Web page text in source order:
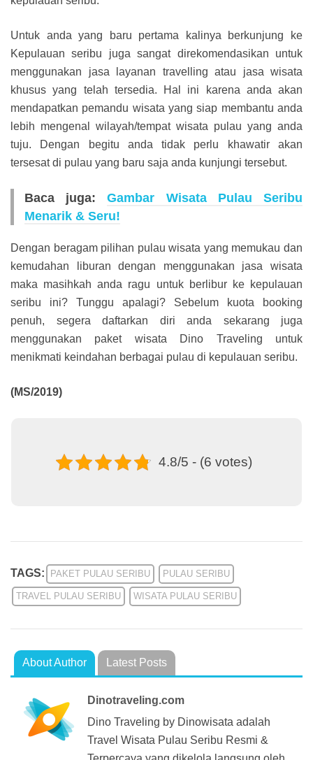
Untuk anda yang baru pertama kalinya berkunjung ke
Kepulauan seribu juga sangat direkomendasikan untuk
menggunakan jasa layanan travelling atau jasa wisata
khusus yang telah tersedia. Hal ini karena anda akan
mendapatkan pemandu wisata yang siap membantu anda
lebih mengenal wilayah/tempat wisata pulau yang anda
tuju. Dengan begitu anda tidak perlu khawatir akan
tersesat di pulau yang baru saja anda kunjungi tersebut.
Baca juga:Gambar Wisata Pulau Seribu
Menarik & Seru!
Dengan beragam pilihan pulau wisata yang memukau dan
kemudahan liburan dengan menggunakan jasa wisata
maka masihkah anda ragu untuk berlibur ke kepulauan
seribu ini? Tunggu apalagi? Sebelum kuota booking
penuh, segera daftarkan diri anda sekarang juga
menggunakan paket wisata Dino Traveling untuk
menikmati keindahan berbagai pulau di kepulauan seribu.
(MS/2019)
4.8/5 - (6 votes)
TAGS: PAKET PULAU SERIBU PULAU SERIBU
TRAVEL PULAU SERIBU WISATA PULAU SERIBU
About Author Latest Posts
Dinotraveling.com
Dino Traveling by Dinowisata adalah
Travel Wisata Pulau Seribu Resmi &